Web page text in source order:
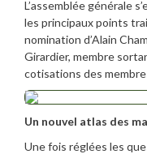
L’assemblée générale
les principaux points
nomination d’Alain
Girardier, membre
cotisations des
Un nouvel atlas des
Une fois réglées les